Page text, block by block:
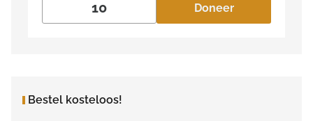
Doneer
Bestel kosteloos!